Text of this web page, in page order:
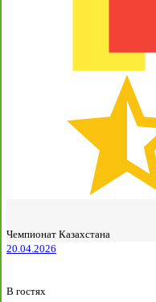
Чемпионат Казахстана
20.04.2026
В гостях